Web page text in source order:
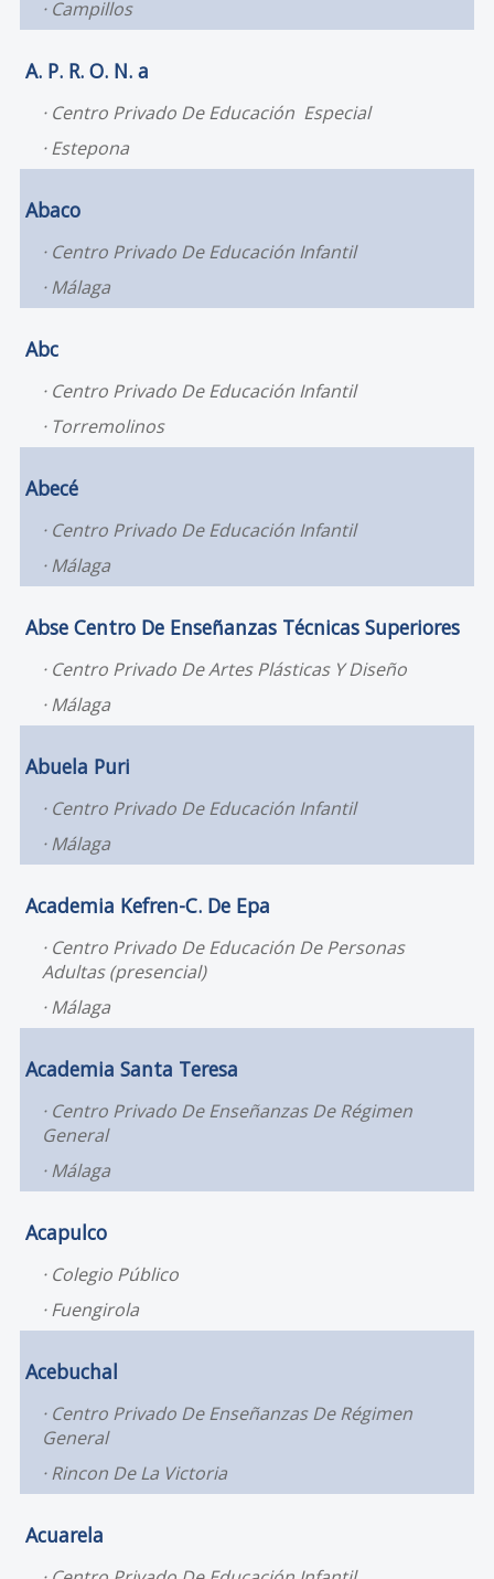
Campillos
A. P. R. O. N. a
Centro Privado De Educación Especial
Estepona
Abaco
Centro Privado De Educación Infantil
Málaga
Abc
Centro Privado De Educación Infantil
Torremolinos
Abecé
Centro Privado De Educación Infantil
Málaga
Abse Centro De Enseñanzas Técnicas Superiores
Centro Privado De Artes Plásticas Y Diseño
Málaga
Abuela Puri
Centro Privado De Educación Infantil
Málaga
Academia Kefren-C. De Epa
Centro Privado De Educación De Personas
Adultas (presencial)
Málaga
Academia Santa Teresa
Centro Privado De Enseñanzas De Régimen
General
Málaga
Acapulco
Colegio Público
Fuengirola
Acebuchal
Centro Privado De Enseñanzas De Régimen
General
Rincon De La Victoria
Acuarela